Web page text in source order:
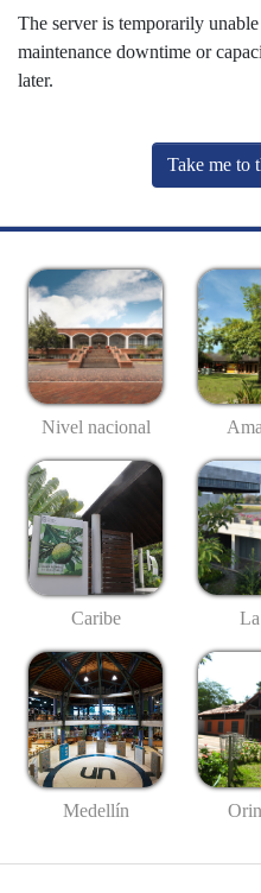
The server is temporarily
maintenance downtime or
later.
Take me to
Nivel nacional
Caribe
Medellín